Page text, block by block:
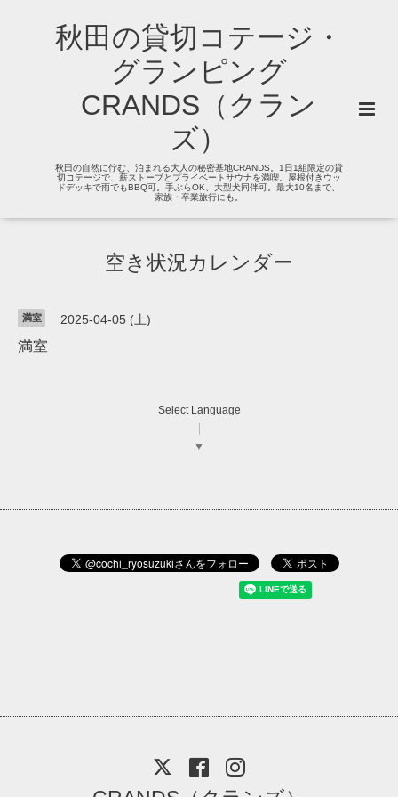
秋田の貸切コテージ・
グランピング
CRANDS（クラン
ズ）
秋田の自然に佇む、泊まれる大人の秘密基地CRANDS。1日1組限定の貸
切コテージで、薪ストーブとプライベートサウナを満喫。屋根付きウッ
ドデッキで雨でもBBQ可。手ぶらOK、大型犬同伴可。最大10名まで、
家族・卒業旅行にも。
空き状況カレンダー
満室 2025-04-05 (土)
満室
Select Language
▼